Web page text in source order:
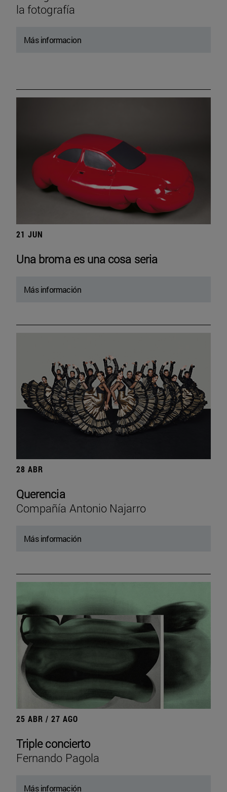
la fotografía
Más informacion
21 JUN
Una broma es una cosa seria
Más información
28 ABR
Querencia
Compañía Antonio Najarro
Más información
25 ABR / 27 AGO
Triple concierto
Fernando Pagola
Más información